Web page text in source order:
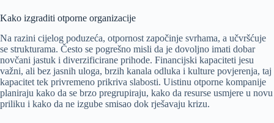
Kako izgraditi otporne organizacije
Na razini cijelog poduzeća, otpornost započinje svrhama, a učvršćuje
se strukturama. Često se pogrešno misli da je dovoljno imati dobar
novčani jastuk i diverzificirane prihode. Financijski kapaciteti jesu
važni, ali bez jasnih uloga, brzih kanala odluka i kulture povjerenja, taj
kapacitet tek privremeno prikriva slabosti. Uistinu otporne kompanije
planiraju kako da se brzo pregrupiraju, kako da resurse usmjere u novu
priliku i kako da ne izgube smisao dok rješavaju krizu.